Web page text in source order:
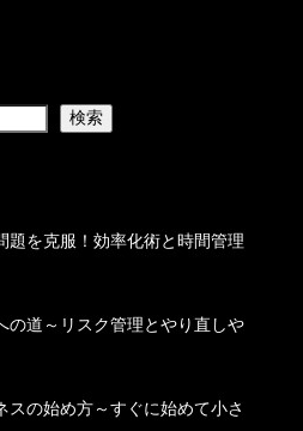
検索
題を克服！効率化術と時間管理
の道～リスク管理とやり直しや
スの始め方～すぐに始めて小さ